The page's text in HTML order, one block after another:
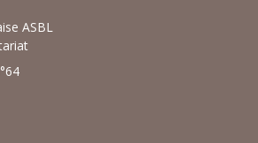
ASBL